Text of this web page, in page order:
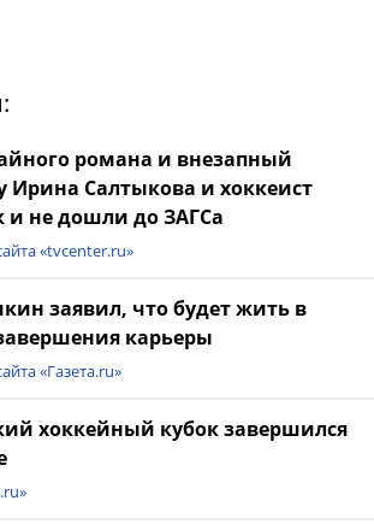
романа и внезапный
Ирина Салтыкова и хоккеист
и не дошли до ЗАГСа
«tvcenter.ru»
заявил, что будет жить в
карьеры
«Газета.ru»
хоккейный кубок завершился